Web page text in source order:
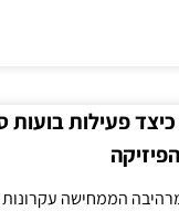
פעילות בועות
הממחישה עקרונות